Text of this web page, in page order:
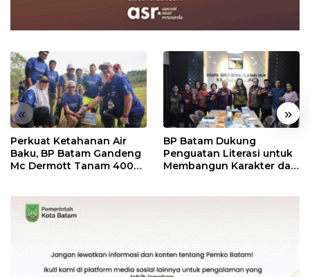
« »
Perkuat Ketahanan Air
Baku, BP Batam Gandeng
Mc Dermott Tanam 400
BP Batam Dukung
Penguatan Literasi untuk
Membangun Karakter dan